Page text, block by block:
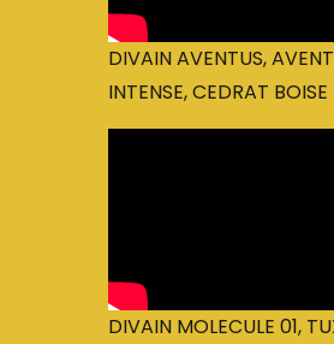
DIVAIN AVENTUS,
INTENSE, CEDRAT BOISE
DIVAIN MOLECULE 01,